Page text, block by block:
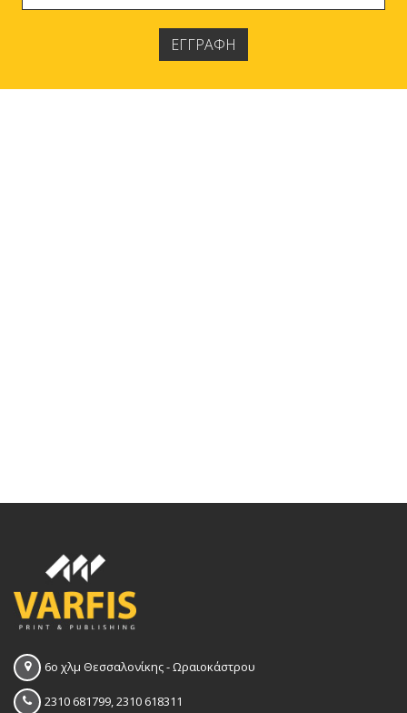
ΕΓΓΡΑΦΗ
6ο χλμ Θεσσαλονίκης - Ωραιοκάστρου
2310 681799, 2310 618311